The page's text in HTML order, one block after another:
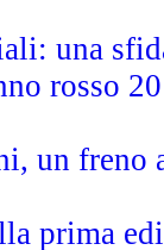
una
rosso
un
prima